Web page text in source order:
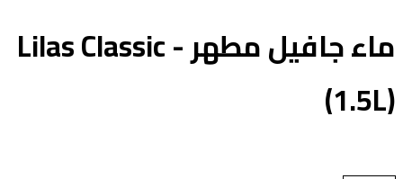
ماء جافيل مطهر - Lilas Classic